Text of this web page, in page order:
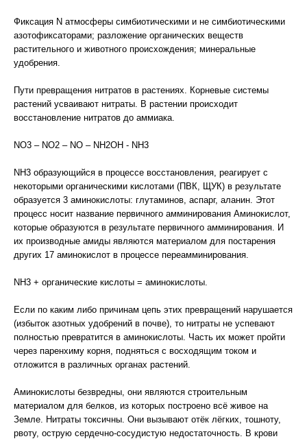
Фиксация N атмосферы симбиотическими и не симбиотическими
азотофиксаторами; разложение органических веществ
растительного и животного происхождения; минеральные
удобрения.
Пути превращения нитратов в растениях. Корневые системы
растений усваивают нитраты. В растении происходит
восстановление нитратов до аммиака.
NO3 – NO2 – NO – NH2OH - NH3
NH3 образующийся в процессе восстановления, реагирует с
некоторыми органическими кислотами (ПВК, ЩУК) в результате
образуется 3 аминокислоты: глутаминов, аспарг, аланин. Этот
процесс носит название первичного амминирования Аминокислот,
которые образуются в результате первичного амминирования. И
их производные амиды являются материалом для постарения
других 17 аминокислот в процессе переамминирования.
NH3 + органические кислоты = аминокислоты.
Если по каким либо причинам цепь этих превращений нарушается
(избыток азотных удобрений в почве), то нитраты не успевают
полностью превратится в аминокислоты. Часть их может пройти
через паренхиму корня, подняться с восходящим током и
отложится в различных органах растений.
Аминокислоты безвредны, они являются строительным
материалом для белков, из которых построено всё живое на
Земле. Нитраты токсичны. Они вызывают отёк лёгких, тошноту,
рвоту, острую сердечно-сосудистую недостаточность. В крови